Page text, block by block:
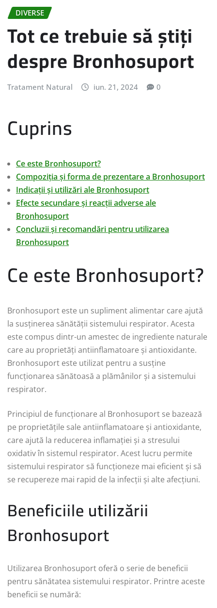
DIVERSE
Tot ce trebuie să știți
despre Bronhosuport
Tratament Natural iun. 21, 2024 0
Cuprins
Ce este Bronhosuport?
Compoziția și forma de prezentare a Bronhosuport
Indicații și utilizări ale Bronhosuport
Efecte secundare și reacții adverse ale
Bronhosuport
Concluzii și recomandări pentru utilizarea
Bronhosuport
Ce este Bronhosuport?
Bronhosuport este un supliment alimentar care ajută
la susținerea sănătății sistemului respirator. Acesta
este compus dintr-un amestec de ingrediente naturale
care au proprietăți antiinflamatoare și antioxidante.
Bronhosuport este utilizat pentru a susține
funcționarea sănătoasă a plămânilor și a sistemului
respirator.
Principiul de funcționare al Bronhosuport se bazează
pe proprietățile sale antiinflamatoare și antioxidante,
care ajută la reducerea inflamației și a stresului
oxidativ în sistemul respirator. Acest lucru permite
sistemului respirator să funcționeze mai eficient și să
se recupereze mai rapid de la infecții și alte afecțiuni.
Beneficiile utilizării
Bronhosuport
Utilizarea Bronhosuport oferă o serie de beneficii
pentru sănătatea sistemului respirator. Printre aceste
beneficii se numără: